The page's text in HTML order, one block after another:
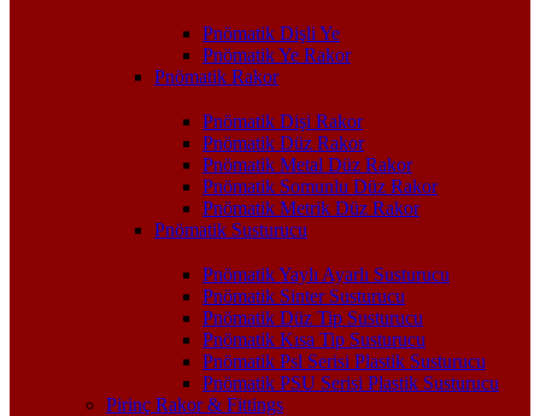
Pnömatik Dişli Ye
Pnömatik Ye Rakor
Pnömatik Rakor
Pnömatik Dişi Rakor
Pnömatik Düz Rakor
Pnömatik Metal Düz Rakor
Pnömatik Somunlu Düz Rakor
Pnömatik Metrik Düz Rakor
Pnömatik Susturucu
Pnömatik Yaylı Ayarlı Susturucu
Pnömatik Sinter Susturucu
Pnömatik Düz Tip Susturucu
Pnömatik Kısa Tip Susturucu
Pnömatik Psl Serisi Plastik Susturucu
Pnömatik PSU Serisi Plastik Susturucu
Pirinç Rakor & Fittings